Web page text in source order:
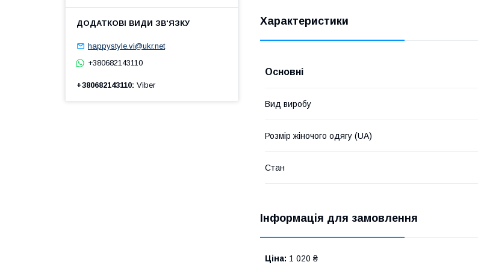
Характеристики
Основні
Вид виробу
Розмір жіночого одягу (UA)
Стан
Інформація для замовлення
Ціна: 1 020 ₴
happystyle.vi@ukr.net
+380682143110
+380682143110 Viber